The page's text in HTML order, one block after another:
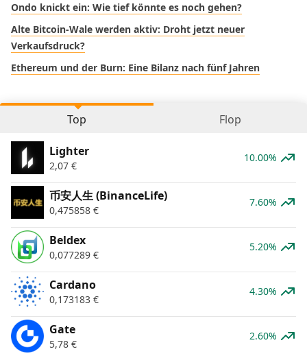
Ondo knickt ein: Wie tief könnte es noch gehen?
Alte Bitcoin-Wale werden aktiv: Droht jetzt neuer
Verkaufsdruck?
Ethereum und der Burn: Eine Bilanz nach fünf Jahren
Top Flop
Lighter
2,07 €
10.00%
币安人生 (BinanceLife)
0,475858 €
7.60%
Beldex
0,077289 €
5.20%
Cardano
0,173183 €
4.30%
Gate
5,78 €
2.60%